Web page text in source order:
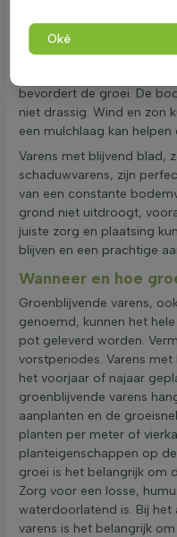
De ideale bodem voor
goed doorlatend. Een
bevordert de groei. De
niet drassig. Wind en zon
een mulchlaag kan
Varens met blijvend blad,
schaduwvarens, zijn
van een constante
grond niet uitdroogt,
juiste zorg en plaatsing
blijven en een prachtige
Wanneer en hoe
Groenblijvende varens,
genoemd, kunnen het
pot geleverd worden.
vorstperiodes. Varens
het voorjaar of najaar
groenblijvende varens
aanplanten en de
planten per meter of
planteigenschappen op
groei is het belangrijk om
Zorg voor een losse,
waterdoorlatend is. Bij het
varens is het belangrijk
Oké